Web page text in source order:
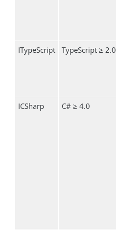
ITypeScript
TypeScript ≥ 2.0
ICSharp
C# ≥ 4.0